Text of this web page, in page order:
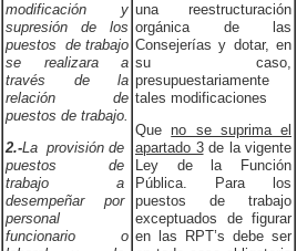
modificación y
supresión de los
puestos de trabajo
se realizara a
través de la
relación de
puestos de trabajo.
2.-La provisión de
puestos de
trabajo a
desempeñar por
personal
funcionario o
una reestructuración
orgánica de las
Consejerías y dotar, en
su caso,
presupuestariamente
tales modificaciones
Queno se suprima el
apartado 3de la vigente
Ley de la Función
Pública. Para los
puestos de trabajo
exceptuados de figurar
en las RPT’s debe ser